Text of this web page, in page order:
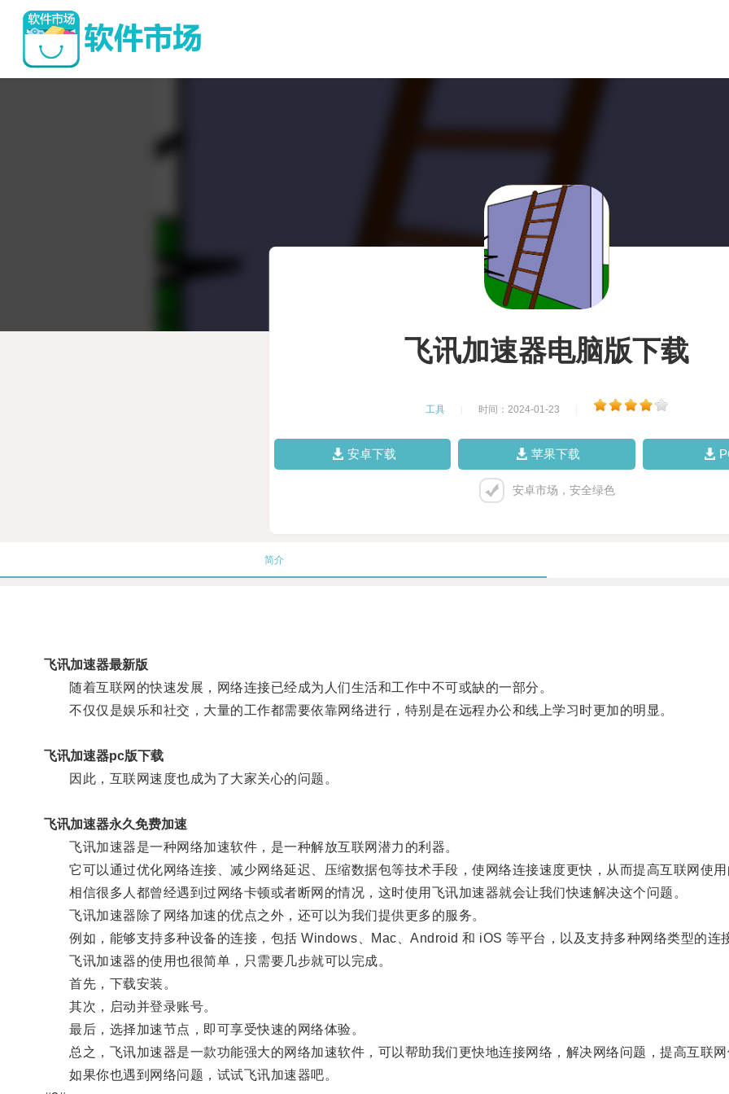
飞讯加速器电脑版下载
工具 时间：2024-01-23
安卓下载 苹果下载
安卓市场，安全绿色
简介
飞讯加速器最新版
随着互联网的快速发展，网络连接已经成为人们生活和工作中不可或缺的一部分。
不仅仅是娱乐和社交，大量的工作都需要依靠网络进行，特别是在远程办公和线上学习时更加的明显。
飞讯加速器pc版下载
因此，互联网速度也成为了大家关心的问题。
飞讯加速器永久免费加速
飞讯加速器是一种网络加速软件，是一种解放互联网潜力的利器。
它可以通过优化网络连接、减少网络延迟、压缩数据包等技术手段，使网络连接速度更快，从而提高互联网使用
相信很多人都曾经遇到过网络卡顿或者断网的情况，这时使用飞讯加速器就会让我们快速解决这个问题。
飞讯加速器除了网络加速的优点之外，还可以为我们提供更多的服务。
例如，能够支持多种设备的连接，包括 Windows、Mac、Android 和 iOS 等平台，以及支持多种网络类型的连
飞讯加速器的使用也很简单，只需要几步就可以完成。
首先，下载安装。
其次，启动并登录账号。
最后，选择加速节点，即可享受快速的网络体验。
总之，飞讯加速器是一款功能强大的网络加速软件，可以帮助我们更快地连接网络，解决网络问题，提高互联网
如果你也遇到网络问题，试试飞讯加速器吧。